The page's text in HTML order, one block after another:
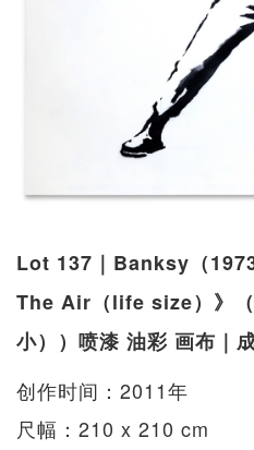
Lot 137｜Banksy（
The Air（life size）》
小））喷漆 油彩 画布｜
创作时间：2011年
尺幅：210 x 210 cm